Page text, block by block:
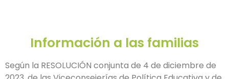
Información a las familias
Según la RESOLUCIÓN conjunta de 4 de diciembre de